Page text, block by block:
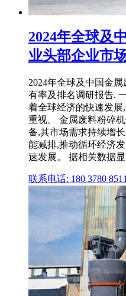
2024年全球及
业头部企业市
2024年全球及中国金
有率及排名调研报告.
着全球经济的快速发展
重视。 金属废料粉碎
备,其市场需求持续增
能减排,推动循环经济
速发展。 据相关数据显
联系电话: 180 3780 8511